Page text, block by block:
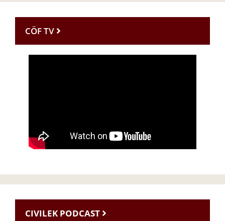
CÖF TV
CIVILEK PODCAST